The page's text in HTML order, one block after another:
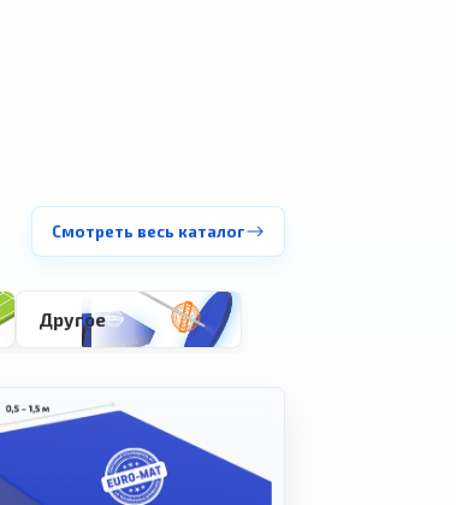
Смотреть весь каталог
Другое